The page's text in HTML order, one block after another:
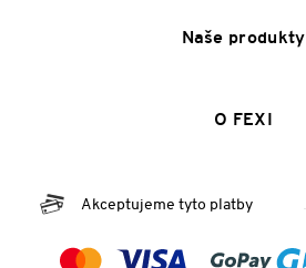
Naše produkty
O FEXI
Akceptujeme tyto platby